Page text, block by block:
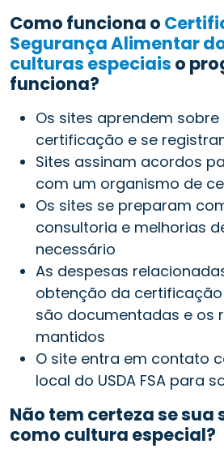
Como funciona o
Segurança Alimentar
culturas especiais o
funciona?
Os sites aprendem
certificação e se
Sites assinam acordos
com um organismo de
Os sites se preparam
consultoria e melhorias
necessário
As despesas
obtenção da certificação
são documentadas e os
mantidos
O site entra em contato
local do USDA FSA para
Não tem certeza se sua
como cultura especial?